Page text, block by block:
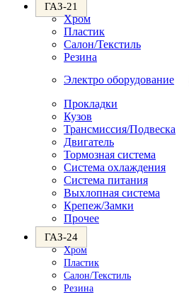
ГАЗ-21
Хром
Пластик
Салон/Текстиль
Резина
Электро оборудование
Прокладки
Кузов
Трансмиссия/Подвеска
Двигатель
Тормозная система
Система охлаждения
Система питания
Выхлопная система
Крепеж/Замки
Прочее
ГАЗ-24
Хром
Пластик
Салон/Текстиль
Резина